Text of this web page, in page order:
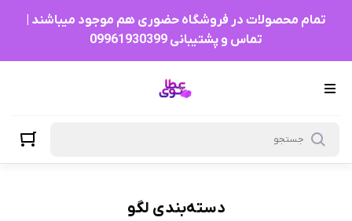
تمام محصولات در فروشگاه حضوری هم موجود میباشند |
تماس و پشتیبانی 09961930399
دسته‌بندی لگو